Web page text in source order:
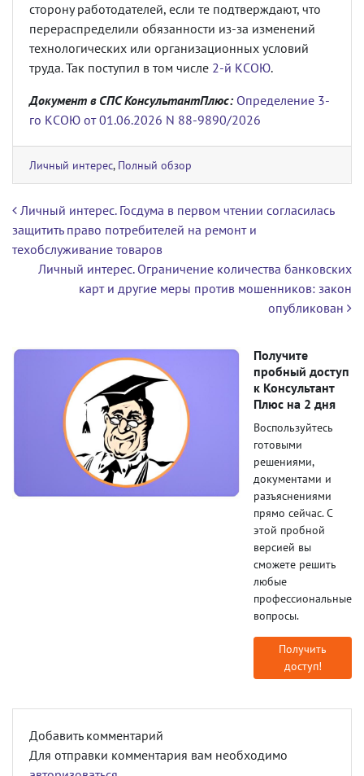
сторону работодателей, если те подтверждают, что
перераспределили обязанности из-за изменений
технологических или организационных условий
труда. Так поступил в том числе 2-й КСОЮ.
Документ в СПС КонсультантПлюс: Определение 3-
го КСОЮ от 01.06.2026 N 88-9890/2026
Личный интерес, Полный обзор
Навигация по записям
Личный интерес. Госдума в первом чтении согласилась
защитить право потребителей на ремонт и
техобслуживание товаров
Личный интерес. Ограничение количества банковских
карт и другие меры против мошенников: закон
опубликован
Получите
пробный доступ
к Консультант
Плюс на 2 дня
Воспользуйтесь
готовыми
решениями,
документами и
разъяснениями
прямо сейчас. С
этой пробной
версией вы
сможете решить
любые
профессиональные
вопросы.
Получить
доступ!
Добавить комментарий
Для отправки комментария вам необходимо